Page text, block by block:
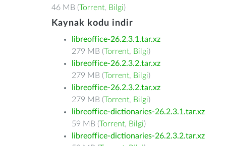
46 MB (Torrent, Bilgi)
Kaynak kodu indir
libreoffice-26.2.3.1.tar.xz
279 MB (Torrent, Bilgi)
libreoffice-26.2.3.2.tar.xz
279 MB (Torrent, Bilgi)
libreoffice-26.2.3.2.tar.xz
279 MB (Torrent, Bilgi)
libreoffice-dictionaries-26.2.3.1.tar.xz
59 MB (Torrent, Bilgi)
libreoffice-dictionaries-26.2.3.2.tar.xz